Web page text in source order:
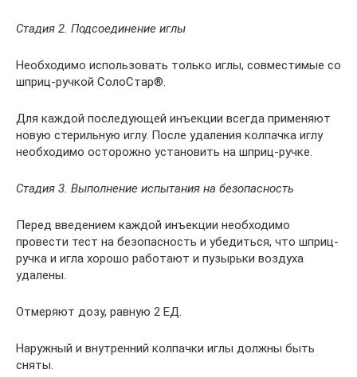
Стадия 2. Подсоединение иглы
Необходимо использовать только иглы, совместимые со
шприц-ручкой СолоСтар®.
Для каждой последующей инъекции всегда применяют
новую стерильную иглу. После удаления колпачка иглу
необходимо осторожно установить на шприц-ручке.
Стадия 3. Выполнение испытания на безопасность
Перед введением каждой инъекции необходимо
провести тест на безопасность и убедиться, что шприц-
ручка и игла хорошо работают и пузырьки воздуха
удалены.
Отмеряют дозу, равную 2 ЕД.
Наружный и внутренний колпачки иглы должны быть
сняты.